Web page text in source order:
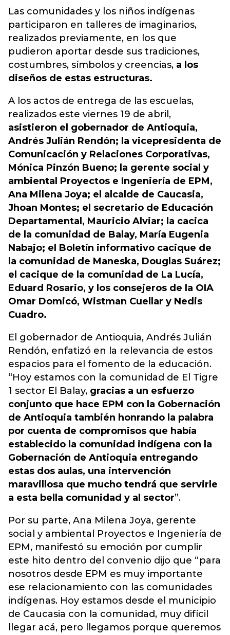
Las comunidades y los niños indígenas
participaron en talleres de imaginarios,
realizados previamente, en los que
pudieron aportar desde sus tradiciones,
costumbres, símbolos y creencias, a los
diseños de estas estructuras.
A los actos de entrega de las escuelas,
realizados este viernes 19 de abril,
asistieron el gobernador de Antioquia,
Andrés Julián Rendón; la vicepresidenta de
Comunicación y Relaciones Corporativas,
Mónica Pinzón Bueno; la gerente social y
ambiental Proyectos e Ingeniería de EPM,
Ana Milena Joya; el alcalde de Caucasia,
Jhoan Montes; el secretario de Educación
Departamental, Mauricio Alviar; la cacica
de la comunidad de Balay, María Eugenia
Nabajo; el Boletín informativo cacique de
la comunidad de Maneska, Douglas Suárez;
el cacique de la comunidad de La Lucía,
Eduard Rosario, y los consejeros de la OIA
Omar Domicó, Wistman Cuellar y Nedis
Cuadro.
El gobernador de Antioquia, Andrés Julián
Rendón, enfatizó en la relevancia de estos
espacios para el fomento de la educación.
“Hoy estamos con la comunidad de El Tigre
1 sector El Balay, gracias a un esfuerzo
conjunto que hace EPM con la Gobernación
de Antioquia también honrando la palabra
por cuenta de compromisos que había
establecido la comunidad indígena con la
Gobernación de Antioquia entregando
estas dos aulas, una intervención
maravillosa que mucho tendrá que servirle
a esta bella comunidad y al sector”.
Por su parte, Ana Milena Joya, gerente
social y ambiental Proyectos e Ingeniería de
EPM, manifestó su emoción por cumplir
este hito dentro del convenio dijo que “para
nosotros desde EPM es muy importante
ese relacionamiento con las comunidades
indígenas. Hoy estamos desde el municipio
de Caucasia con la comunidad, muy difícil
llegar acá, pero llegamos porque queremos